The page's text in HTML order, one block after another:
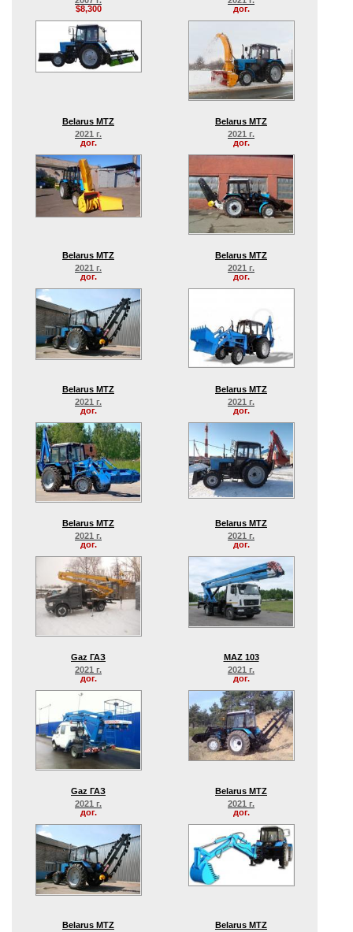
$8,300
дог.
Belarus MTZ
2021 г.
дог.
Belarus MTZ
2021 г.
дог.
Belarus MTZ
2021 г.
дог.
Belarus MTZ
2021 г.
дог.
Belarus MTZ
2021 г.
дог.
Belarus MTZ
2021 г.
дог.
Belarus MTZ
2021 г.
дог.
Belarus MTZ
2021 г.
дог.
Gaz ГАЗ
2021 г.
дог.
MAZ 103
2021 г.
дог.
Gaz ГАЗ
2021 г.
дог.
Belarus MTZ
2021 г.
дог.
Belarus MTZ
Belarus MTZ